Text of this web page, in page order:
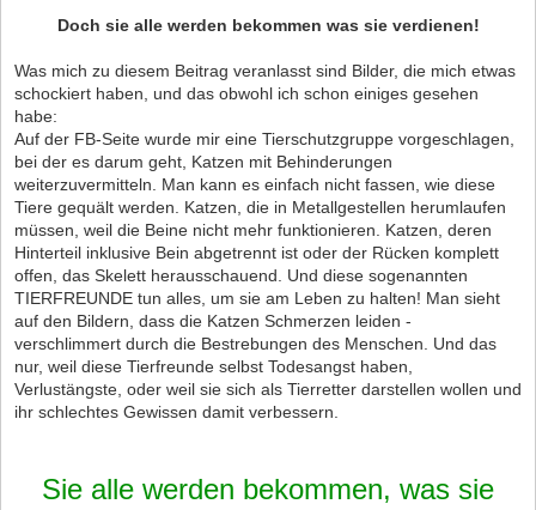
Doch sie alle werden bekommen was sie verdienen!
Was mich zu diesem Beitrag veranlasst sind Bilder, die mich etwas
schockiert haben, und das obwohl ich schon einiges gesehen
habe:
Auf der FB-Seite wurde mir eine Tierschutzgruppe vorgeschlagen,
bei der es darum geht, Katzen mit Behinderungen
weiterzuvermitteln. Man kann es einfach nicht fassen, wie diese
Tiere gequält werden. Katzen, die in Metallgestellen herumlaufen
müssen, weil die Beine nicht mehr funktionieren. Katzen, deren
Hinterteil inklusive Bein abgetrennt ist oder der Rücken komplett
offen, das Skelett herausschauend. Und diese sogenannten
TIERFREUNDE tun alles, um sie am Leben zu halten! Man sieht
auf den Bildern, dass die Katzen Schmerzen leiden -
verschlimmert durch die Bestrebungen des Menschen. Und das
nur, weil diese Tierfreunde selbst Todesangst haben,
Verlustängste, oder weil sie sich als Tierretter darstellen wollen und
ihr schlechtes Gewissen damit verbessern.
Sie alle werden bekommen, was sie